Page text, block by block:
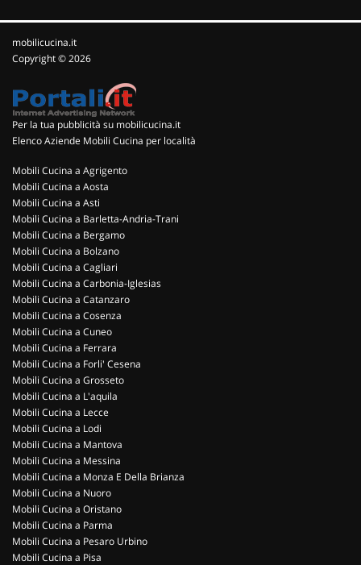
mobilicucina.it
Copyright © 2026
Per la tua pubblicità su mobilicucina.it
Elenco Aziende Mobili Cucina per località
Mobili Cucina a Agrigento
Mobili Cucina a Aosta
Mobili Cucina a Asti
Mobili Cucina a Barletta-Andria-Trani
Mobili Cucina a Bergamo
Mobili Cucina a Bolzano
Mobili Cucina a Cagliari
Mobili Cucina a Carbonia-Iglesias
Mobili Cucina a Catanzaro
Mobili Cucina a Cosenza
Mobili Cucina a Cuneo
Mobili Cucina a Ferrara
Mobili Cucina a Forli' Cesena
Mobili Cucina a Grosseto
Mobili Cucina a L'aquila
Mobili Cucina a Lecce
Mobili Cucina a Lodi
Mobili Cucina a Mantova
Mobili Cucina a Messina
Mobili Cucina a Monza E Della Brianza
Mobili Cucina a Nuoro
Mobili Cucina a Oristano
Mobili Cucina a Parma
Mobili Cucina a Pesaro Urbino
Mobili Cucina a Pisa